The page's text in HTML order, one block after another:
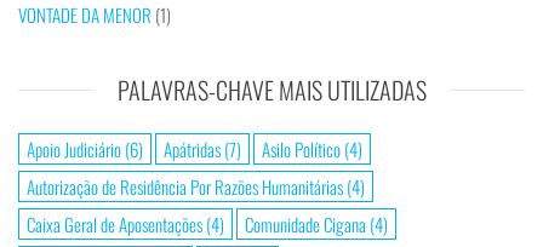
VONTADE DA MENOR (1)
PALAVRAS-CHAVE MAIS UTILIZADAS
Apoio Judiciário(6) Apátridas(7) Asilo Político(4)
Autorização de Residência Por Razões Humanitárias(4)
Caixa Geral de Aposentações(4) Comunidade Cigana (4)